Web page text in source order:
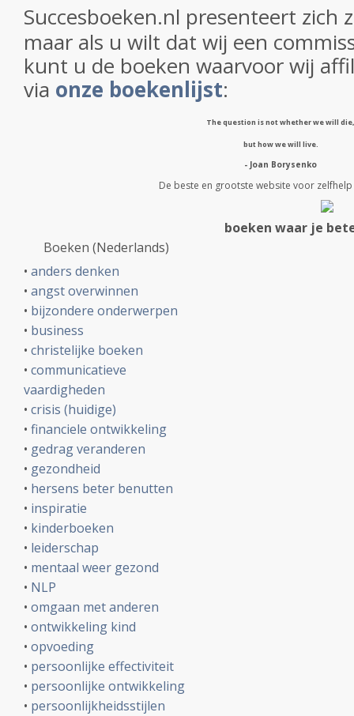
Succesboeken.nl presenteert zich
maar als u wilt dat wij een
kunt u de boeken waarvoor wij
via onze boekenlijst:
The question is not whether we will die,
but how we will live.
- Joan Borysenko
De beste en grootste website voor
boeken waar je
Boeken (Nederlands)
• anders denken
• angst overwinnen
• bijzondere onderwerpen
• business
• christelijke boeken
• communicatieve
vaardigheden
• crisis (huidige)
• financiele ontwikkeling
• gedrag veranderen
• gezondheid
• hersens beter benutten
• inspiratie
• kinderboeken
• leiderschap
• mentaal weer gezond
• NLP
• omgaan met anderen
• ontwikkeling kind
• opvoeding
• persoonlijke effectiviteit
• persoonlijke ontwikkeling
• persoonlijkheidsstijlen